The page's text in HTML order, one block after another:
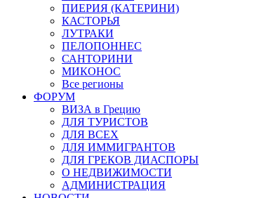
ПИЕРИЯ (КАТЕРИНИ)
КАСТОРЬЯ
ЛУТРАКИ
ПЕЛОПОННЕС
САНТОРИНИ
МИКОНОС
Все регионы
ФОРУМ
ВИЗА в Грецию
ДЛЯ ТУРИСТОВ
ДЛЯ ВСЕХ
ДЛЯ ИММИГРАНТОВ
ДЛЯ ГРЕКОВ ДИАСПОРЫ
О НЕДВИЖИМОСТИ
АДМИНИСТРАЦИЯ